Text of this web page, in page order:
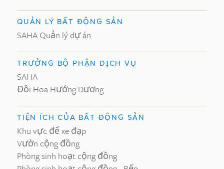
QUẢN LÝ BẤT ĐỘNG SẢN
SAHA Quản lý dự án
TRƯỞNG BỘ PHẬN DỊCH VỤ
SAHA
Đồi Hoa Hướng Dương
TIỆN ÍCH CỦA BẤT ĐỘNG SẢN
Khu vực để xe đạp
Vườn cộng đồng
Phòng sinh hoạt cộng đồng